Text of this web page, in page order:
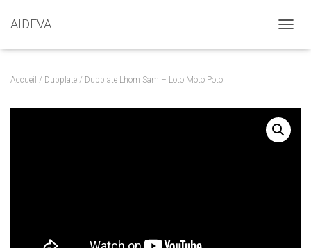
AIDEVA
Accueil / Dubplate / Dubplate Lhom Sam – Loto Moto Poto